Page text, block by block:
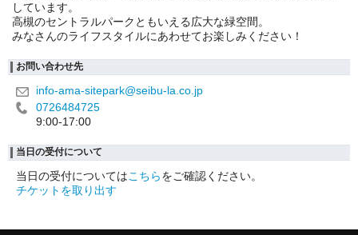
しています。
高槻のセントラルパークともいえる広大な緑空間。
みなさんのライフスタイルにあわせてお楽しみください！
お問い合わせ先
info-ama-sitepark@seibu-la.co.jp
0726484725
9:00-17:00
当日の受付について
当日の受付についてはこちらをご確認ください。
チケットを取り出す